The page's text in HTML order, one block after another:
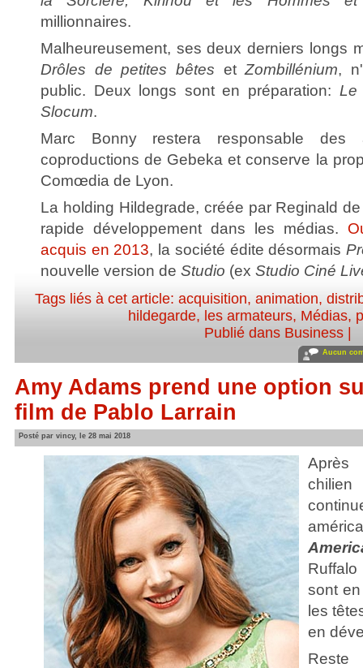
millionnaires.
Malheureusement, ses deux derniers longs
Drôles de petites bêtes etZombillénium,
public. Deux longs sont en préparation: Le
Slocum.
Marc Bonny restera responsable des
coproductions de Gebeka et conserve la
Comœdia de Lyon.
La holding Hildegrade, créée par Reginald
rapide développement dans les médias.
acquis en 2013, la société édite désormais
nouvelle version de Studio (ex Studio Ciné
Tags liés à cet article:acquisition,animation,
hildegarde, les armateurs, Médias,
Publié dans Business
Aucun
Amy Adams prend une option
film de Pablo Larrain
Posté par vincy, le 28 mai 2018
sont
les
en